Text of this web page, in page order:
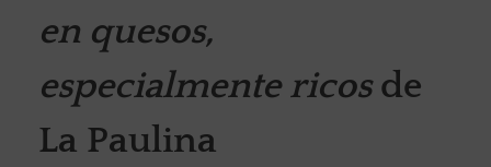
en quesos,
especialmente ricosde
La Paulina